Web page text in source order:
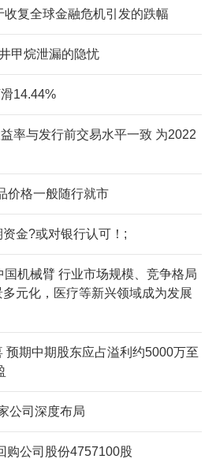
复全球金融危机引发的跌幅
甲烷泄漏的隐忧
14.44%
率与发行前交易水平一致 为2022
价格一般随行就市
金?或对银行认可！;
机械臂 行业市场规模、竞争格局
元化，医疗等新兴领域成为发展
期中期股东应占溢利约5000万至
公司深度布局
购公司股份4757100股